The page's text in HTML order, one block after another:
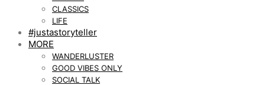
CLASSICS
LIFE
#justastoryteller
MORE
WANDERLUSTER
GOOD VIBES ONLY
SOCIAL TALK